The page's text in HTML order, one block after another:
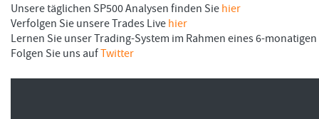
Unsere täglichen SP500 Analysen finden Sie hier
Verfolgen Sie unsere Trades Live hier
Lernen Sie unser Trading-System im Rahmen eines 6-
Folgen Sie uns aufTwitter
LOGIN
Passwort vergessen
Ich bin neu, und jetzt?
Das Formationstrader Programm bietet unterschiedliche User-Pakete. Bitte